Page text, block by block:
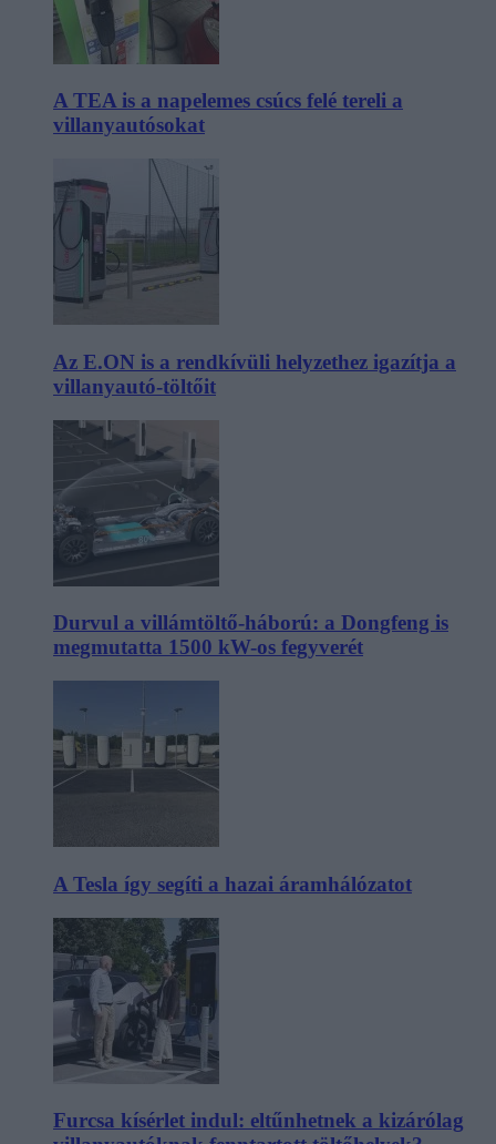
A TEA is a napelemes csúcs felé tereli a
villanyautósokat
Az E.ON is a rendkívüli helyzethez igazítja a
villanyautó-töltőit
Durvul a villámtöltő-háború: a Dongfeng is
megmutatta 1500 kW-os fegyverét
A Tesla így segíti a hazai áramhálózatot
Furcsa kísérlet indul: eltűnhetnek a kizárólag